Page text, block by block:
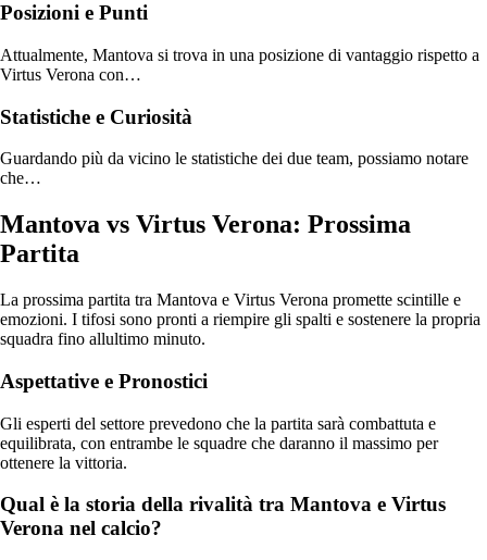
Posizioni e Punti
Attualmente, Mantova si trova in una posizione di vantaggio rispetto a
Virtus Verona con…
Statistiche e Curiosità
Guardando più da vicino le statistiche dei due team, possiamo notare
che…
Mantova vs Virtus Verona: Prossima
Partita
La prossima partita tra Mantova e Virtus Verona promette scintille e
emozioni. I tifosi sono pronti a riempire gli spalti e sostenere la propria
squadra fino allultimo minuto.
Aspettative e Pronostici
Gli esperti del settore prevedono che la partita sarà combattuta e
equilibrata, con entrambe le squadre che daranno il massimo per
ottenere la vittoria.
Qual è la storia della rivalità tra Mantova e Virtus
Verona nel calcio?